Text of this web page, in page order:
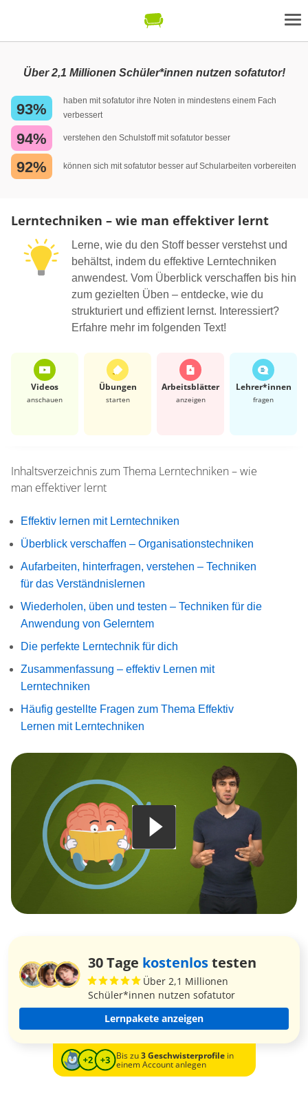
Über 2,1 Millionen Schüler*innen nutzen sofatutor!
93%
haben mit sofatutor ihre Noten in mindestens einem Fach
verbessert
94% verstehen den Schulstoff mit sofatutor besser
92% können sich mit sofatutor besser auf Schularbeiten vorbereiten
Lerntechniken – wie man effektiver lernt
Lerne, wie du den Stoff besser verstehst und
behältst, indem du effektive Lerntechniken
anwendest. Vom Überblick verschaffen bis hin
zum gezielten Üben – entdecke, wie du
strukturiert und effizient lernst. Interessiert?
Erfahre mehr im folgenden Text!
Videos
anschauen
Übungen
starten
Arbeits­blätter
anzeigen
Lehrer*​innen
fragen
Inhaltsverzeichnis zum Thema Lerntechniken – wie
man effektiver lernt
Effektiv lernen mit Lerntechniken
Überblick verschaffen – Organisationstechniken
Aufarbeiten, hinterfragen, verstehen – Techniken
für das Verständnislernen
Wiederholen, üben und testen – Techniken für die
Anwendung von Gelerntem
Die perfekte Lerntechnik für dich
Zusammenfassung – effektiv Lernen mit
Lerntechniken
Häufig gestellte Fragen zum Thema Effektiv
Lernen mit Lerntechniken
30 Tage kostenlostesten
Über 2,1 Millionen
Schüler*innen nutzen sofatutor
Lernpakete anzeigen
Bis zu3 Geschwisterprofilein
einem Account anlegen